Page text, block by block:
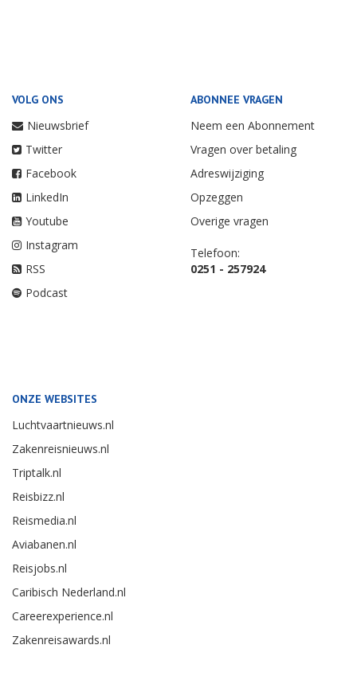
VOLG ONS
Nieuwsbrief
Twitter
Facebook
LinkedIn
Youtube
Instagram
RSS
Podcast
ABONNEE VRAGEN
Neem een Abonnement
Vragen over betaling
Adreswijziging
Opzeggen
Overige vragen
Telefoon:
0251 - 257924
ONZE WEBSITES
Luchtvaartnieuws.nl
Zakenreisnieuws.nl
Triptalk.nl
Reisbizz.nl
Reismedia.nl
Aviabanen.nl
Reisjobs.nl
Caribisch Nederland.nl
Careerexperience.nl
Zakenreisawards.nl